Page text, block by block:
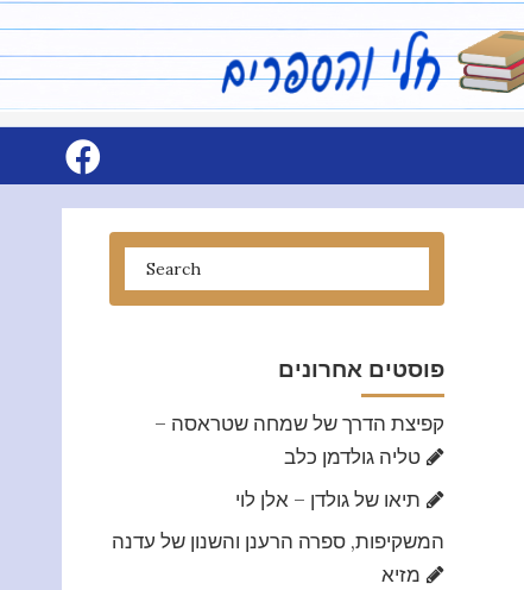
פוסטים אחרונים
קפיצת הדרך של שמחה שטראסה –
טליה גולדמן כלב
תיאו של גולדן – אלן לוי
המשקיפות, ספרה הרענן והשנון של עדנה
מזיא